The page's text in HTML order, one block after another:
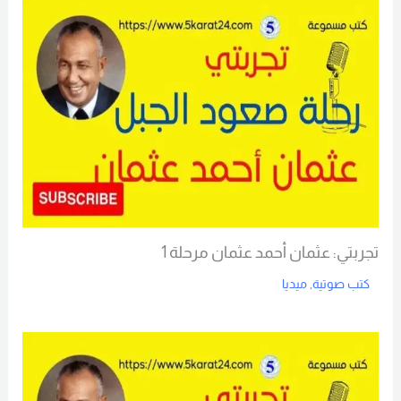
تجربتي: عثمان أحمد عثمان مرحلة 1
كتب صوتية, ميديا